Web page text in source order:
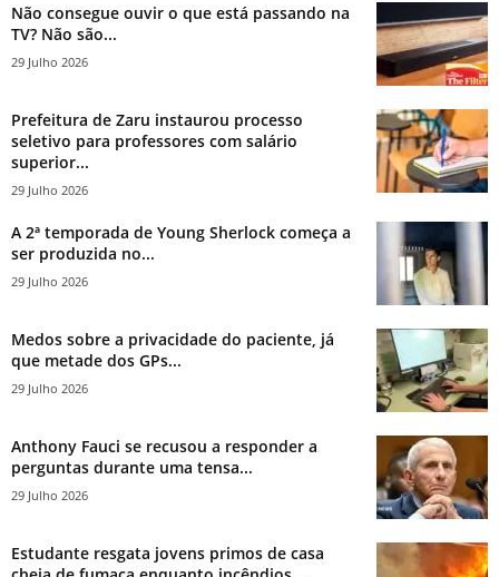
Não consegue ouvir o que está passando na
TV? Não são...
29 Julho 2026
Prefeitura de Zaru instaurou processo
seletivo para professores com salário
superior...
29 Julho 2026
A 2ª temporada de Young Sherlock começa a
ser produzida no...
29 Julho 2026
Medos sobre a privacidade do paciente, já
que metade dos GPs...
29 Julho 2026
Anthony Fauci se recusou a responder a
perguntas durante uma tensa...
29 Julho 2026
Estudante resgata jovens primos de casa